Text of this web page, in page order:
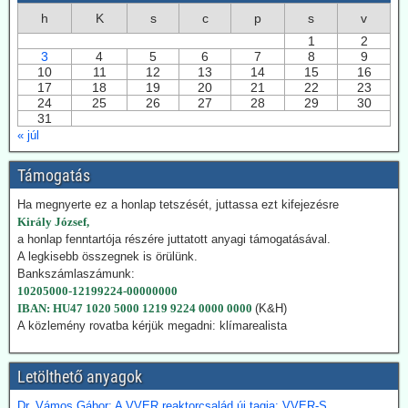
2026.07.28. EIKE: Az USA és Németország
fokozza a geotermiában rejlő lehetőségek
kiaknázását
Az USA képviselőháza törvény fogadott el a geotermikus energia
kiaknázásának felgyorsítására. Németországban 2024-ben
összesen 29 TWh energiát nyertek a föld mélyéből. Németország is
hatósági úton kívánja a kiaknázást felgyorsítani.
2026.07.22. Climatechangedispatch: Japán
visszakozik klímavédelmi vállalásaitól
Japán – szomszédjához, Dél-Koreához hasonlóan – újra üzembe
helyezi azokat a szénerőműveket, amelyeket nemrég még egy
szennyezőbb korszak maradványainak bélyegeztek. Az energiaügyi
hatóságok „rendkívüli ellátási bizonytalansággal” indokolták annak a
tüzelőanyagnak a használatát, amelynek felszámolását korábban
megígérték.
Hogy kedvezzen a nemzetközi klímalobbinak, Japán 2050-ig
vállalta a teljes klímasemlegességet. De ahogy a realitás
A japán Gazdasági, Kereskedelmi és Ipari Minisztérium (METI)
képviselői kijelentették, hogy a széntermelés bővítése azonnali
megoldást jelent a földgáz-megtakarításra. Mivel Japán a Hormuz
h K s c p s
v
1
2
3
4 5 6 7 8
9
10
11 12 13 14 15
16
17
18 19 20 21 22
23
24
25 26 27 28 29
30
31
« júl
Támogatás
Ha megnyerte ez a honlap tetszését, juttassa ezt kifejezésre
Király József,
a honlap fenntartója részére juttatott anyagi támogatásával.
A legkisebb összegnek is örülünk.
Bankszámlaszámunk:
10205000-12199224-00000000
IBAN: HU47 1020 5000 1219 9224 0000 0000 (K&H)
A közlemény rovatba kérjük megadni: klímarealista
Letölthető anyagok